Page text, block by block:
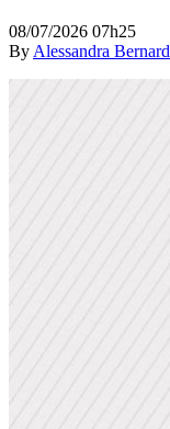
08/07/2026 07h25
By Alessandra